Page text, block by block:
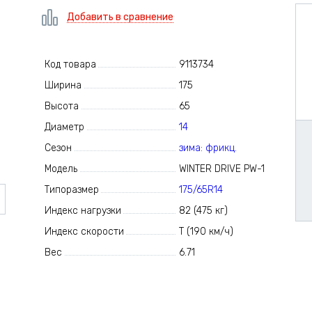
Добавить в сравнение
Код товара
9113734
Ширина
175
Высота
65
Диаметр
14
Сезон
зима: фрикц.
Модель
WINTER DRIVE PW-1
Типоразмер
175/65R14
Индекс нагрузки
82 (475 кг)
Индекс скорости
T (190 км/ч)
Вес
6.71